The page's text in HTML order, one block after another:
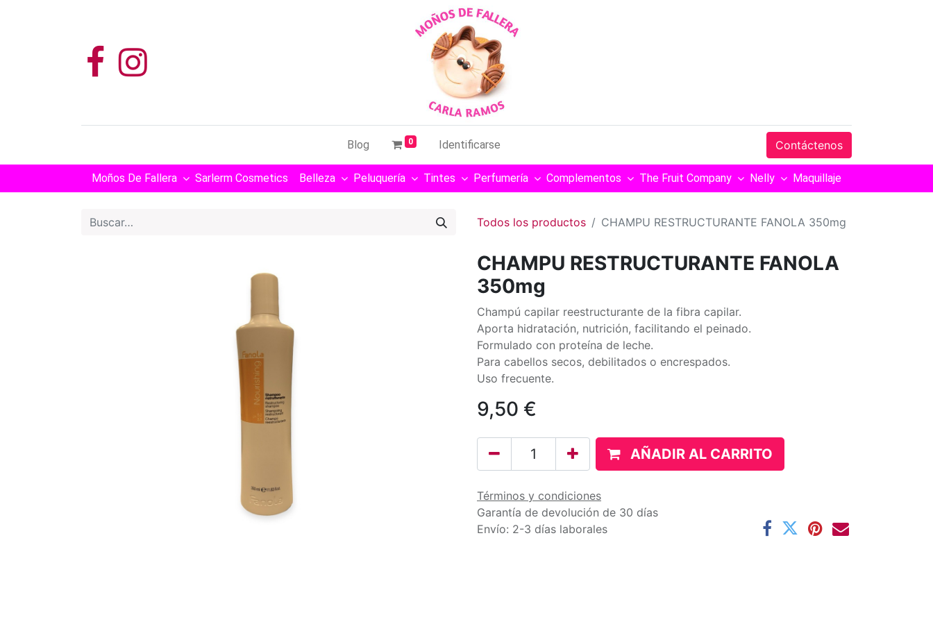
Blog 0 Identificarse Contáctenos
Moños De Fallera Sarlerm Cosmetics Belleza Peluquería Tintes Perfumería Complementos The Fruit Company Nelly Maquillaje
Todos los productos CHAMPU RESTRUCTURANTE FANOLA 350mg
CHAMPU RESTRUCTURANTE FANOLA
350mg
Champú capilar reestructurante de la fibra capilar.
Aporta hidratación, nutrición, facilitando el peinado.
Formulado con proteína de leche.
Para cabellos secos, debilitados o encrespados.
Uso frecuente.
9,50 €
AÑADIR AL CARRITO
Términos y condiciones
Garantía de devolución de 30 días
Envío: 2-3 días laborales